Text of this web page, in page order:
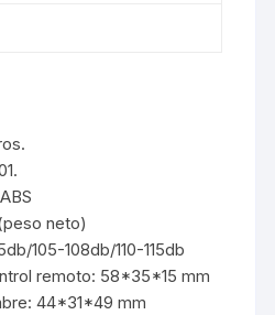
neto)
105-108db/110-115db
remoto: 58*35*15 mm
44*31*49 mm